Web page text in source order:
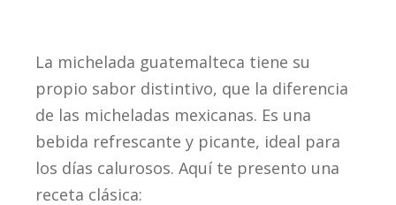
La michelada guatemalteca tiene su
propio sabor distintivo, que la diferencia
de las micheladas mexicanas. Es una
bebida refrescante y picante, ideal para
los días calurosos. Aquí te presento una
receta clásica: